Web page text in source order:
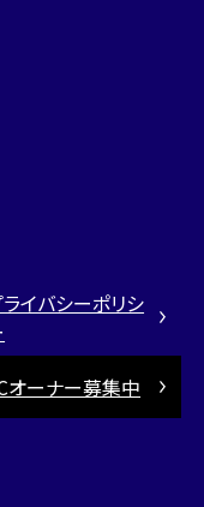
イバシーポリシ
オーナー募集中